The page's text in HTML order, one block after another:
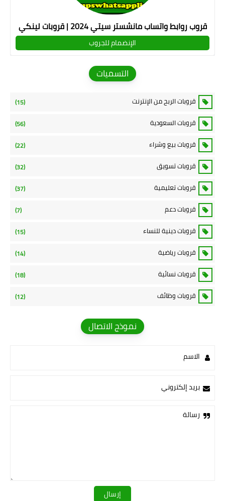
قروب روابط واتساب مانشستر سيتي 2024 | قروبات لينكي
الإنضمام للجروب
التسميات
قروبات الربح من الإنترنت (15)
قروبات السعودية (56)
قروبات بيع وشراء (22)
قروبات تسويق (32)
قروبات تعليمية (37)
قروبات دعم (7)
قروبات دينية للنساء (15)
قروبات رياضية (14)
قروبات نسائية (18)
قروبات وظائف (12)
نموذج الاتصال
الاسم
بريد إلكتروني
رسالة